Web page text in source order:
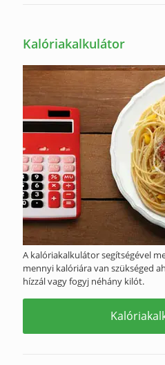
Kalóriakalkulátor
A kalóriakalkulátor segítségével
mennyi kalóriára van szükséged
hízzál vagy fogyj néhány kilót.